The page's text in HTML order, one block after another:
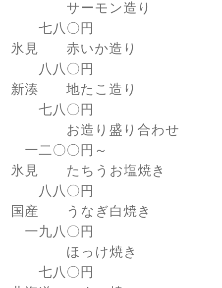
サーモン造り
七八〇円
氷見 赤いか造り
八八〇円
新湊 地たこ造り
七八〇円
お造り盛り合わせ
一二〇〇円～
氷見 たちうお塩焼き
八八〇円
国産 うなぎ白焼き
一九八〇円
ほっけ焼き
七八〇円